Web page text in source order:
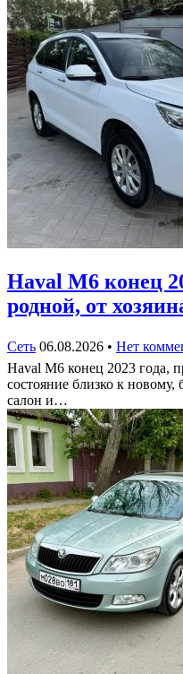
Haval M6 конец
родной, от
Сеть 06.08.2026 • Нет
Haval M6 конец 2023 года,
состояние близко к
салон и…